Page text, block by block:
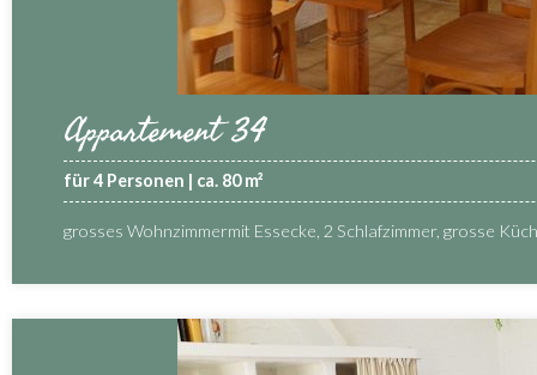
Appartement 34
für 4 Personen | ca. 80 m²
grosses Wohnzimmermit Essecke, 2 Schlafzimmer, grosse